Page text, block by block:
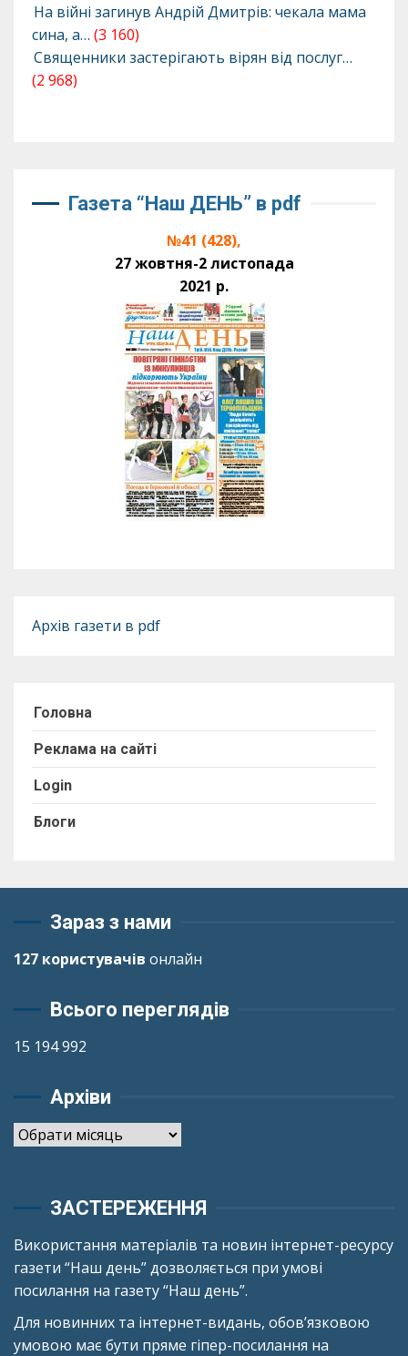
На війні загинув Андрій Дмитрів: чекала мама
сина, а… (3 160)
Священники застерігають вірян від послуг…
(2 968)
Газета “Наш ДЕНЬ” в pdf
№41 (428),
27 жовтня-2 листопада
2021 р.
Архів газети в pdf
Головна
Реклама на сайті
Login
Блоги
Зараз з нами
127 користувачів онлайн
Всього переглядів
15 194 992
Архіви
Архіви
ЗАСТЕРЕЖЕННЯ
Використання матеріалів та новин інтернет-ресурсу
газети “Наш день” дозволяється при умові
посилання на газету “Наш день”.
Для новинних та інтернет-видань, обов’язковою
умовою має бути пряме гіпер-посилання на